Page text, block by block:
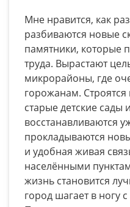
Мне нравится, как
разбиваются новые
памятники, которые
труда. Вырастают
микрорайоны, где
горожанам.
старые детские сады
восстанавливаются
прокладываются
и удобная живая
населёнными
жизнь становится
город шагает в ногу